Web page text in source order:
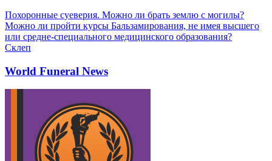
Похоронные суеверия. Можно ли брать землю с могилы?
Можно ли пройти курсы Бальзамирования, не имея высшего
или средне-специального медицинского образования?
Склеп
World Funeral News